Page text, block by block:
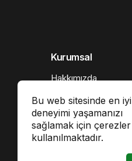
Bu web sitesinde en iyi
deneyimi yaşamanızı
sağlamak için çerezler
kullanılmaktadır.
Kurumsal
Hakkımızda
İletişim
Künye
Gizlilik politikası